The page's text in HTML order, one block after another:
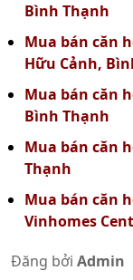
Bình Thạnh
Mua bán căn
Hữu Cảnh,
Mua bán căn
Bình Thạnh
Mua bán căn
Thạnh
Mua bán căn
Vinhomes
Đăng bởi Admin